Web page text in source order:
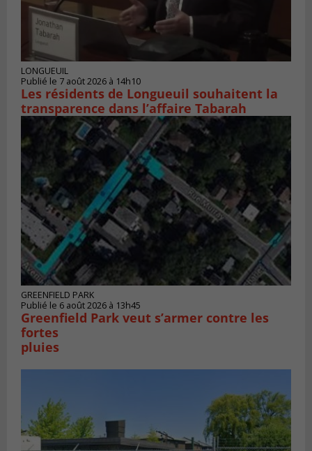
LONGUEUIL
Publié le 7 août 2026 à 14h10
Les résidents de Longueuil souhaitent la
transparence dans l’affaire Tabarah
GREENFIELD PARK
Publié le 6 août 2026 à 13h45
Greenfield Park veut s’armer contre les
fortes
pluies